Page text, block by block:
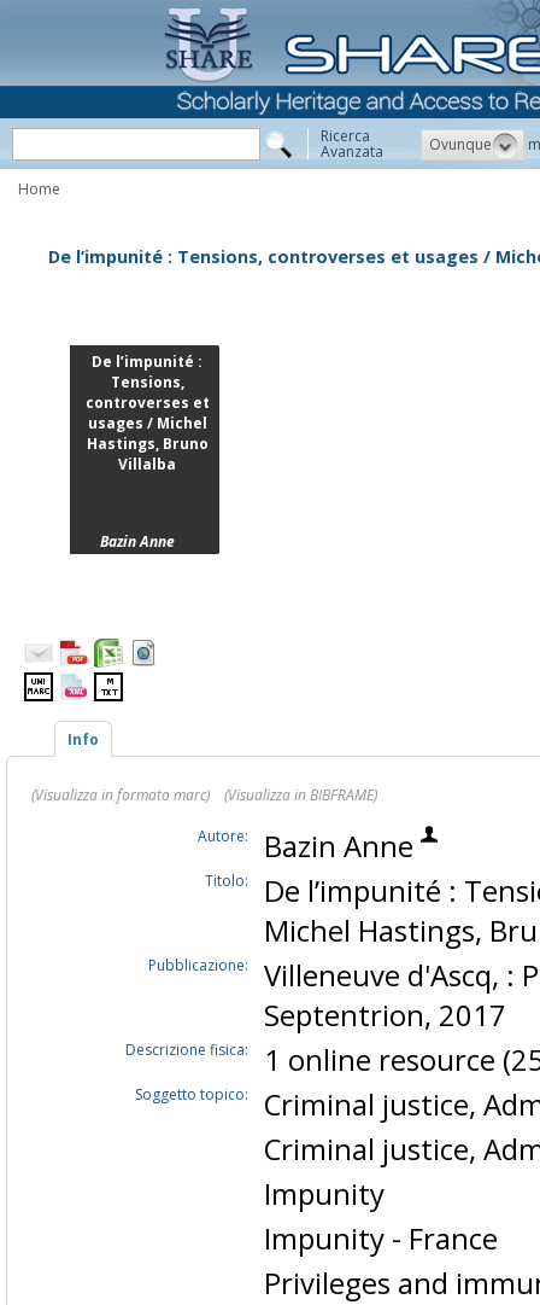
Ricerca
Avanzata Ovunque
Home
De l’impunité : Tensions, controverses et usages /
De l’impunité :
Tensions,
controverses et
usages / Michel
Hastings, Bruno
Villalba
Bazin Anne
Info
(Visualizza in formato marc)
(Visualizza in BIBFRAME)
Autore:
Bazin Anne
Titolo:
De l’impunité :
Michel Hastings,
Pubblicazione:
Villeneuve d'Ascq, :
Septentrion, 2017
Descrizione fisica: 1 online resource
Soggetto topico:
Criminal justice,
Criminal justice,
Impunity
Impunity - France
Privileges and